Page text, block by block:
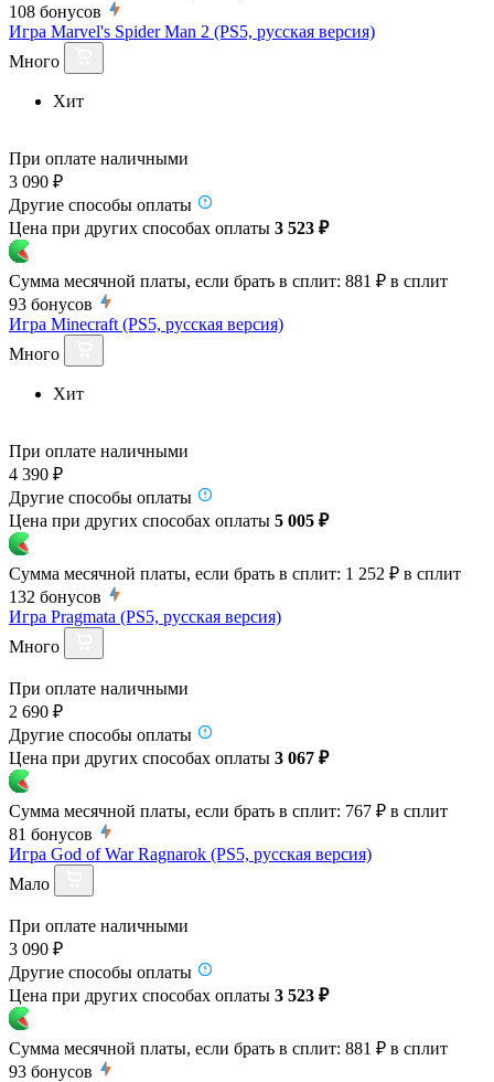
108 бонусов
Игра Marvel's Spider Man 2 (PS5, русская версия)
Много
Хит
При оплате наличными
3 090 ₽
Другие способы оплаты
Цена при других способах оплаты 3 523 ₽
Сумма месячной платы, если брать в сплит: 881 ₽ в сплит
93 бонусов
Игра Minecraft (PS5, русская версия)
Много
Хит
При оплате наличными
4 390 ₽
Другие способы оплаты
Цена при других способах оплаты 5 005 ₽
Сумма месячной платы, если брать в сплит: 1 252 ₽ в сплит
132 бонусов
Игра Pragmata (PS5, русская версия)
Много
При оплате наличными
2 690 ₽
Другие способы оплаты
Цена при других способах оплаты 3 067 ₽
Сумма месячной платы, если брать в сплит: 767 ₽ в сплит
81 бонусов
Игра God of War Ragnarok (PS5, русская версия)
Мало
При оплате наличными
3 090 ₽
Другие способы оплаты
Цена при других способах оплаты 3 523 ₽
Сумма месячной платы, если брать в сплит: 881 ₽ в сплит
93 бонусов